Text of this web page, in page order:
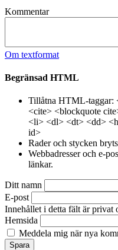
Kommentar
Om textformat
Begränsad HTML
Tillåtna HTML-taggar:
<cite> <blockquote
<li> <dl> <dt> <dd>
id>
Rader och stycken
Webbadresser och e-
länkar.
Ditt namn
E-post
Innehållet i detta fält är privat
Hemsida
Meddela mig när nya